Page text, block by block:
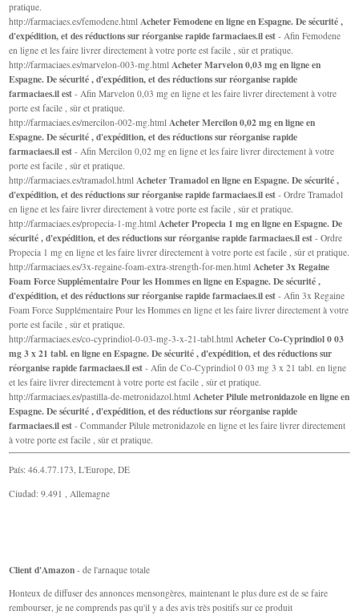
pratique.
http://farmaciaes.es/femodene.htmlAcheter Femodene en ligne en Espagne. De sécurité ,
d'expédition, et des réductions sur réorganise rapide farmaciaes.il est - Afin Femodene
en ligne et les faire livrer directement à votre porte est facile , sûr et pratique.
http://farmaciaes.es/marvelon-003-mg.htmlAcheter Marvelon 0,03 mg en ligne en
Espagne. De sécurité , d'expédition, et des réductions sur réorganise rapide
farmaciaes.il est - Afin Marvelon 0,03 mg en ligne et les faire livrer directement à votre
porte est facile , sûr et pratique.
http://farmaciaes.es/mercilon-002-mg.htmlAcheter Mercilon 0,02 mg en ligne en
Espagne. De sécurité , d'expédition, et des réductions sur réorganise rapide
farmaciaes.il est - Afin Mercilon 0,02 mg en ligne et les faire livrer directement à votre
porte est facile , sûr et pratique.
http://farmaciaes.es/tramadol.htmlAcheter Tramadol en ligne en Espagne. De sécurité ,
d'expédition, et des réductions sur réorganise rapide farmaciaes.il est - Ordre Tramadol
en ligne et les faire livrer directement à votre porte est facile , sûr et pratique.
http://farmaciaes.es/propecia-1-mg.htmlAcheter Propecia 1 mg en ligne en Espagne. De
sécurité , d'expédition, et des réductions sur réorganise rapide farmaciaes.il est - Ordre
Propecia 1 mg en ligne et les faire livrer directement à votre porte est facile , sûr et pratique.
http://farmaciaes.es/3x-regaine-foam-extra-strength-for-men.htmlAcheter 3x Regaine
Foam Force Supplémentaire Pour les Hommes en ligne en Espagne. De sécurité ,
d'expédition, et des réductions sur réorganise rapide farmaciaes.il est - Afin 3x Regaine
Foam Force Supplémentaire Pour les Hommes en ligne et les faire livrer directement à votre
porte est facile , sûr et pratique.
http://farmaciaes.es/co-cyprindiol-0-03-mg-3-x-21-tabl.htmlAcheter Co-Cyprindiol 0 03
mg 3 x 21 tabl. en ligne en Espagne. De sécurité , d'expédition, et des réductions sur
réorganise rapide farmaciaes.il est - Afin de Co-Cyprindiol 0 03 mg 3 x 21 tabl. en ligne
et les faire livrer directement à votre porte est facile , sûr et pratique.
http://farmaciaes.es/pastilla-de-metronidazol.htmlAcheter Pilule metronidazole en ligne en
Espagne. De sécurité , d'expédition, et des réductions sur réorganise rapide
farmaciaes.il est - Commander Pilule metronidazole en ligne et les faire livrer directement
à votre porte est facile , sûr et pratique.
País: 46.4.77.173, L'Europe, DE
Ciudad: 9.491 , Allemagne
Client d'Amazon - de l'arnaque totale
Honteux de diffuser des annonces mensongères, maintenant le plus dure est de se faire
rembourser, je ne comprends pas qu'il y a des avis très positifs sur ce produit